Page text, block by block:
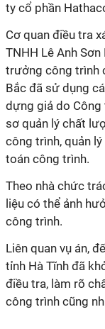
ty cổ phần
Cơ quan điều tra
TNHH Lê Anh
trưởng công trình
Bắc đã sử dụng
dựng giả do Công
sơ quản lý chất
công trình, quản
toán công trình.
Theo nhà chức
liệu có thể ảnh
công trình.
Liên quan vụ án,
tỉnh Hà Tĩnh đã
điều tra, làm rõ
công trình cũng